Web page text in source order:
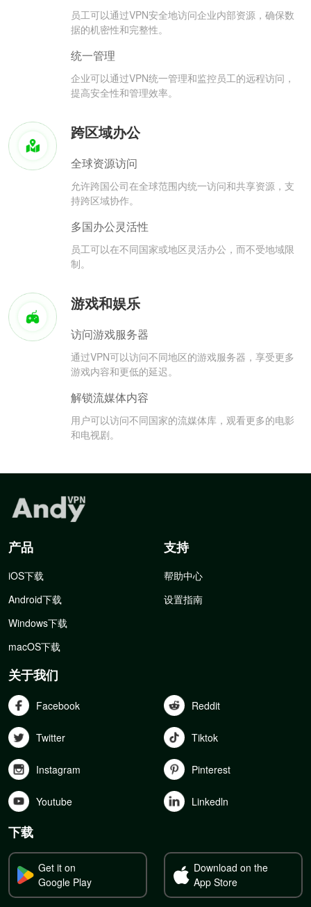
员工可以通过VPN安全地访问企业内部资源，确保数
据的机密性和完整性。
统一管理
企业可以通过VPN统一管理和监控员工的远程访问，
提高安全性和管理效率。
跨区域办公
全球资源访问
允许跨国公司在全球范围内统一访问和共享资源，支
持跨区域协作。
多国办公灵活性
员工可以在不同国家或地区灵活办公，而不受地域限
制。
游戏和娱乐
访问游戏服务器
通过VPN可以访问不同地区的游戏服务器，享受更多
游戏内容和更低的延迟。
解锁流媒体内容
用户可以访问不同国家的流媒体库，观看更多的电影
和电视剧。
产品
iOS下载
Android下载
Windows下载
macOS下载
支持
帮助中心
设置指南
关于我们
Facebook Reddit
Twitter Tiktok
Instagram Pinterest
Youtube Linkedln
下载
Get it on
Google Play
Download on the
App Store